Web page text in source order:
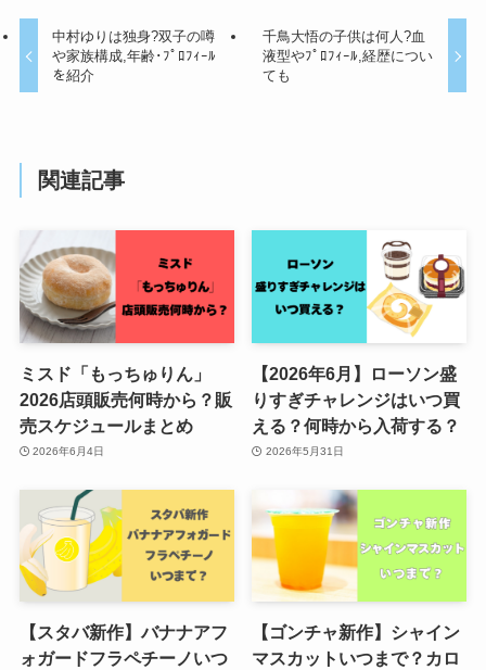
中村ゆりは独身?双子の噂
や家族構成,年齢･ﾌﾟﾛﾌｨｰﾙ
を紹介
千鳥大悟の子供は何人?血
液型やﾌﾟﾛﾌｨｰﾙ,経歴につい
ても
関連記事
ミスド「もっちゅりん」
2026店頭販売何時から？販
売スケジュールまとめ
2026年6月4日
【2026年6月】ローソン盛
りすぎチャレンジはいつ買
える？何時から入荷する？
2026年5月31日
【スタバ新作】バナナアフ
ォガードフラペチーノいつ
【ゴンチャ新作】シャイン
マスカットいつまで？カロ